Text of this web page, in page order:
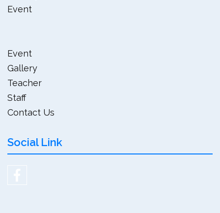
Event
Event
Gallery
Teacher
Staff
Contact Us
Social Link